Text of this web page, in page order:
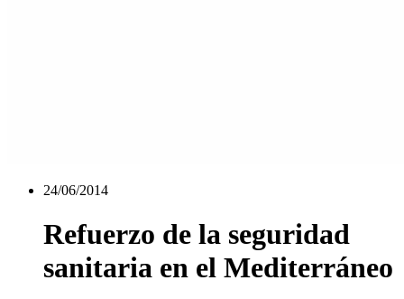
24/06/2014
Refuerzo de la seguridad
sanitaria en el Mediterráneo